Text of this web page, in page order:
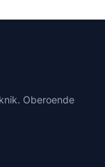
Oberoende